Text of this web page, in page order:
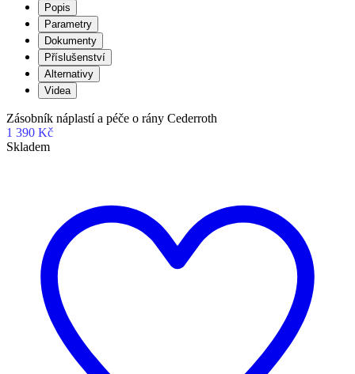
Popis
Parametry
Dokumenty
Příslušenství
Alternativy
Videa
Zásobník náplastí a péče o rány Cederroth
1 390 Kč
Skladem